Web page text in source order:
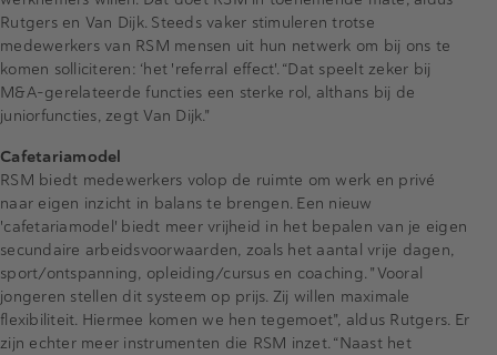
Rutgers en Van Dijk. Steeds vaker stimuleren trotse
medewerkers van RSM mensen uit hun netwerk om bij ons te
komen solliciteren: ‘het 'referral effect'. “Dat speelt zeker bij
M&A-gerelateerde functies een sterke rol, althans bij de
juniorfuncties, zegt Van Dijk."
Cafetariamodel
RSM biedt medewerkers volop de ruimte om werk en privé
naar eigen inzicht in balans te brengen. Een nieuw
'cafetariamodel' biedt meer vrijheid in het bepalen van je eigen
secundaire arbeidsvoorwaarden, zoals het aantal vrije dagen,
sport/ontspanning, opleiding/cursus en coaching. "Vooral
jongeren stellen dit systeem op prijs. Zij willen maximale
flexibiliteit. Hiermee komen we hen tegemoet", aldus Rutgers. Er
zijn echter meer instrumenten die RSM inzet. “Naast het